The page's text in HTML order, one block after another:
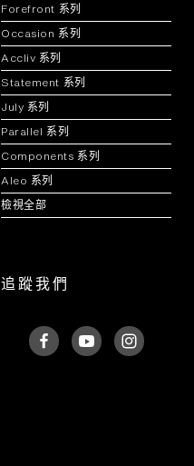
Forefront 系列
Occasion 系列
Accliv 系列
Statement 系列
July 系列
Parallel 系列
Components 系列
Aleo 系列
檢視全部
追蹤我們